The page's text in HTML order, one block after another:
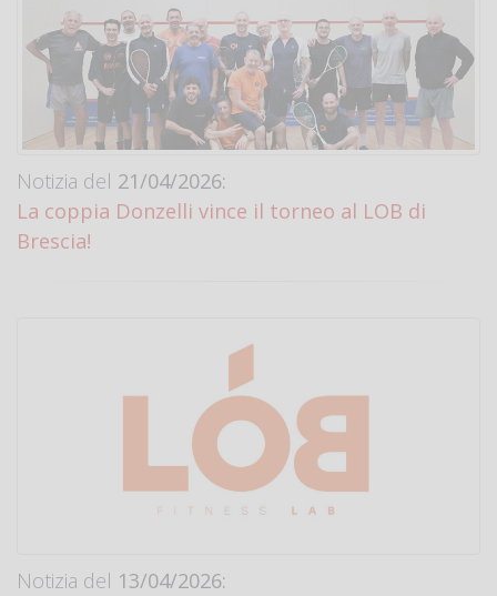
Notizia del 21/04/2026:
La coppia Donzelli vince il torneo al LOB di
Brescia!
Notizia del 13/04/2026: